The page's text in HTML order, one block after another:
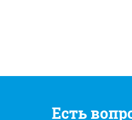
Есть